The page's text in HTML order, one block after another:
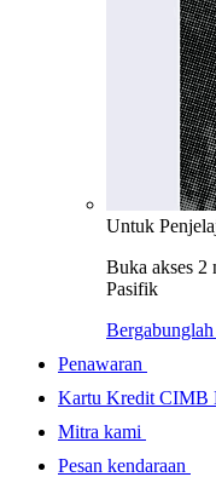
Untuk
Buka akses 2
Pasifik
Penawaran
Kartu Kredit CIMB
Mitra kami
Pesan kendaraan